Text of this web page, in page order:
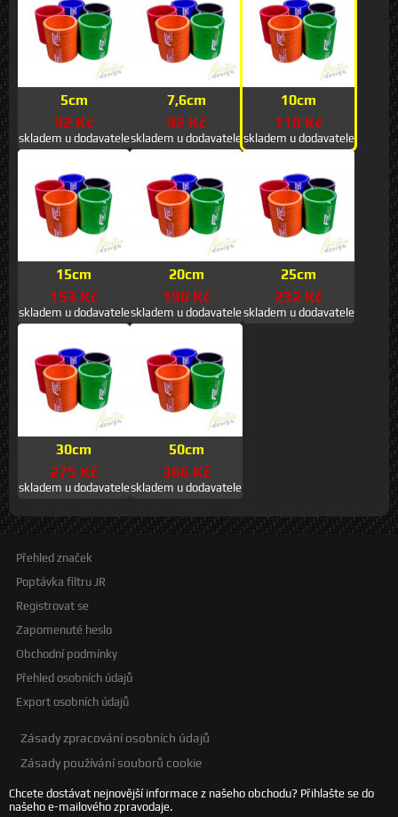
5cm
92 Kč
skladem u dodavatele
7,6cm
92 Kč
skladem u dodavatele
10cm
110 Kč
skladem u dodavatele
15cm
153 Kč
skladem u dodavatele
20cm
190 Kč
skladem u dodavatele
25cm
232 Kč
skladem u dodavatele
30cm
275 Kč
skladem u dodavatele
50cm
366 Kč
skladem u dodavatele
Přehled značek
Poptávka filtru JR
Registrovat se
Zapomenuté heslo
Obchodní podmínky
Přehled osobních údajů
Export osobních údajů
Zásady zpracování osobních údajů
Zásady používání souborů cookie
Chcete dostávat nejnovější informace z našeho obchodu? Přihlašte se do
našeho e-mailového zpravodaje.